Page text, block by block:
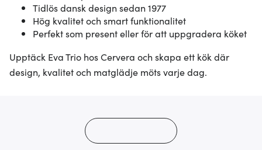
Tidlös dansk design sedan 1977
Hög kvalitet och smart funktionalitet
Perfekt som present eller för att uppgradera köket
Upptäck Eva Trio hos Cervera och skapa ett kök där
design, kvalitet och matglädje möts varje dag.